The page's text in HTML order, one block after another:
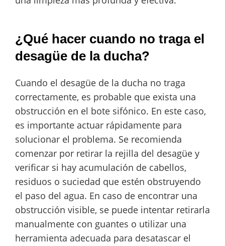
¿Qué hacer cuando no traga el
desagüe de la ducha?
Cuando el desagüe de la ducha no traga
correctamente, es probable que exista una
obstrucción en el bote sifónico. En este caso,
es importante actuar rápidamente para
solucionar el problema. Se recomienda
comenzar por retirar la rejilla del desagüe y
verificar si hay acumulación de cabellos,
residuos o suciedad que estén obstruyendo
el paso del agua. En caso de encontrar una
obstrucción visible, se puede intentar retirarla
manualmente con guantes o utilizar una
herramienta adecuada para desatascar el